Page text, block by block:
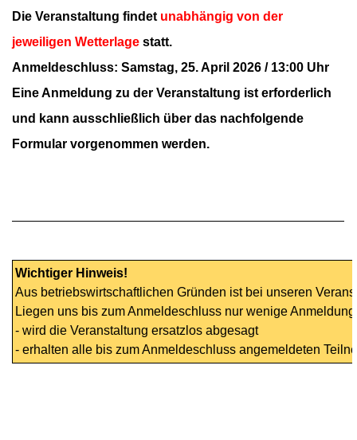
Die Veranstaltung findet unabhängig von der
jeweiligen Wetterlage statt.
Anmeldeschluss: Samstag, 25. April 2026 / 13:00 Uhr
Eine Anmeldung zu der Veranstaltung ist erforderlich
und kann ausschließlich über das nachfolgende
Formular vorgenommen werden.
Wichtiger Hinweis!
Aus betriebswirtschaftlichen Gründen ist bei unseren
Liegen uns bis zum Anmeldeschluss nur wenige
- wird die Veranstaltung ersatzlos abgesagt
- erhalten alle bis zum Anmeldeschluss angemeldeten